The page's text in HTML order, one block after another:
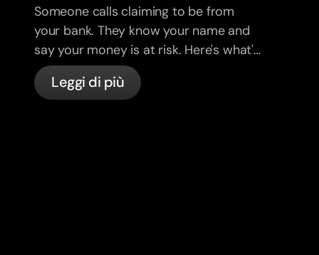
Someone calls claiming to be from
your bank. They know your name and
say your money is at risk. Here's what's
actually happening, and what to do.
Leggi di più